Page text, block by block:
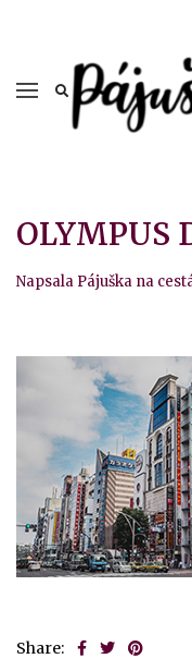
OLYMPUS
Napsala Pájuška na
Share: